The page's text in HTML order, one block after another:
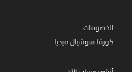
الخصومات
كورڤا سوشيال ميديا